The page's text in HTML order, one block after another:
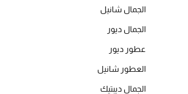
الجمال شانيل
الجمال ديور
عطور ديور
العطور شانيل
الجمال ديبتيك